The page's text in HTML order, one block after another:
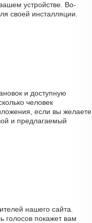
устройстве. Во-
своей инсталляции.
и доступную
человек
если вы желаете
и предлагаемый
нашего сайта.
голосов покажет вам